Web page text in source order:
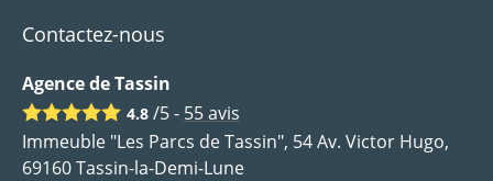
Contactez-nous
Agence de Tassin
4.8 /5 - 55avis
Immeuble "Les Parcs de Tassin", 54 Av. Victor Hugo,
69160 Tassin-la-Demi-Lune